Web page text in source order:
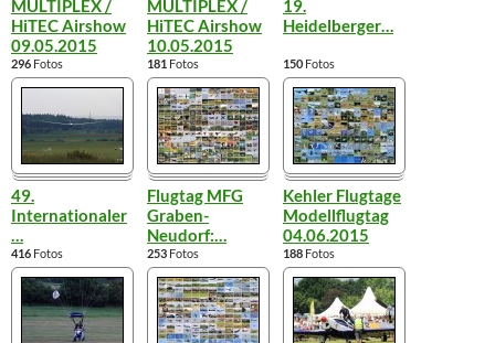
MULTIPLEX /
HiTEC Airshow
09.05.2015
296 Fotos
MULTIPLEX /
HiTEC Airshow
10.05.2015
181 Fotos
19.
Heidelberger…
150 Fotos
49.
Internationaler
…
416 Fotos
Flugtag MFG
Graben-
Neudorf:…
253 Fotos
Kehler Flugtage
Modellflugtag
04.06.2015
188 Fotos